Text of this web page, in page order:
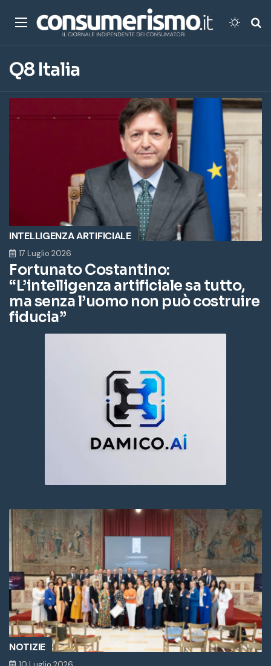
Menu
Q8 Italia
INTELLIGENZA ARTIFICIALE
17 Luglio 2026
Fortunato Costantino:
“L’intelligenza artificiale sa tutto,
ma senza l’uomo non può costruire
fiducia”
NOTIZIE